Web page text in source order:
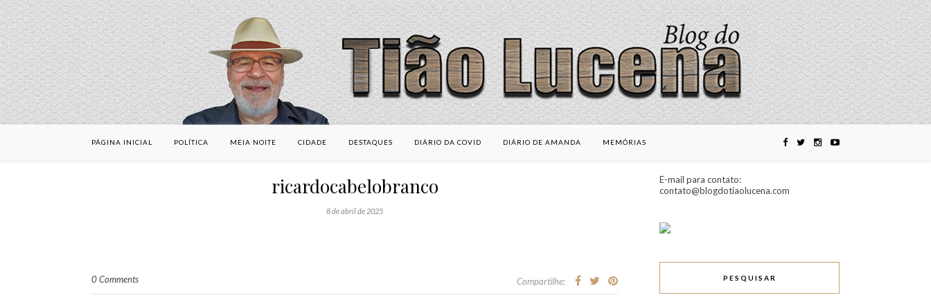
PÁGINA INICIAL POLÍTICA MEIA NOITE CIDADE DESTAQUES DIÁRIO DA COVID DIÁRIO DE AMANDA MEMÓRIAS
ricardocabelobranco
8 de abril de 2025
0 Comments Compartilhe:
E-mail para contato:
contato@blogdotiaolucena.com
PESQUISAR